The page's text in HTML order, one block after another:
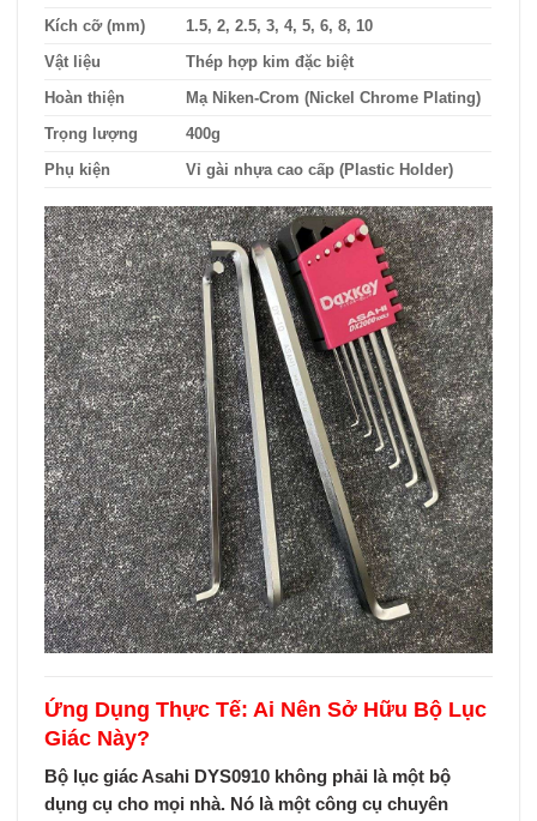
Kích cỡ (mm)
1.5, 2, 2.5, 3, 4, 5, 6, 8, 10
Vật liệu
Thép hợp kim đặc biệt
Hoàn thiện
Mạ Niken-Crom (Nickel Chrome Plating)
Trọng lượng
400g
Phụ kiện
Vỉ gài nhựa cao cấp (Plastic Holder)
Ứng Dụng Thực Tế: Ai Nên Sở Hữu Bộ Lục
Giác Này?
Bộ lục giác Asahi DYS0910 không phải là một bộ
dụng cụ cho mọi nhà. Nó là một công cụ chuyên